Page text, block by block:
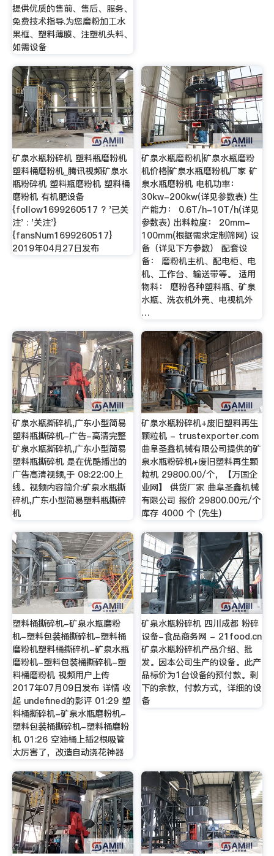
提供优质的售前、售后、服务、
免费技术指导.为您磨粉加工水
果框、塑料薄膜、注塑机头料、
如需设备
矿泉水瓶粉碎机 塑料瓶磨粉机
塑料桶磨粉机_腾讯视频矿泉水
瓶粉碎机 塑料瓶磨粉机 塑料桶
磨粉机 有机肥设备
{follow1699260517 ? '已关
注' : '关注'}
{fansNum1699260517}
2019年04月27日发布
矿泉水瓶磨粉机|矿泉水瓶磨粉
机价格|矿泉水瓶磨粉机厂家 矿
泉水瓶磨粉机 电机功率：
30kw-200kw(详见参数表) 生
产能力： 0.6T/h-10T/h(详见
参数表) 出料粒度： 20mm-
100mm(根据需求定制筛网) 设
备（详见下方参数） 配套设
备： 磨粉机主机、配电柜、电
机、工作台、输送带等。 适用
物料： 磨粉各种塑料瓶、矿泉
水瓶、洗衣机外壳、电视机外
…
矿泉水瓶撕碎机,广东小型简易
塑料瓶撕碎机-广告-高清完整
矿泉水瓶撕碎机,广东小型简易
塑料瓶撕碎机 是在优酷播出的
广告高清视频,于 08:22:00上
线。视频内容简介:矿泉水瓶撕
碎机,广东小型简易塑料瓶撕碎
机
矿泉水瓶粉碎机+废旧塑料再生
颗粒机 - trustexporter.com
曲阜圣鑫机械有限公司提供的矿
泉水瓶粉碎机+废旧塑料再生颗
粒机 29800.00/个，【万国企
业网】 供货厂家 曲阜圣鑫机械
有限公司 报价 29800.00元/个
库存 4000 个 (先生)
塑料桶撕碎机-矿泉水瓶磨粉
机-塑料包装桶撕碎机-塑料桶
磨粉机塑料桶撕碎机-矿泉水瓶
磨粉机-塑料包装桶撕碎机-塑
料桶磨粉机 视频用户上传
2017年07月09日发布 详情 收
起 undefined的影评 01:29 塑
料桶撕碎机-矿泉水瓶磨粉机-
塑料包装桶撕碎机-塑料桶磨粉
机 01:26 空油桶上插2根吸管
太厉害了，改造自动浇花神器
矿泉水瓶粉碎机 四川成都 粉碎
设备-食品商务网 - 21food.cn
矿泉水瓶粉碎机产品介绍、批
发。因本公司生产的设备。此产
品标价为1台设备的预付款。剩
下的余款，付款方式，详细的设
备